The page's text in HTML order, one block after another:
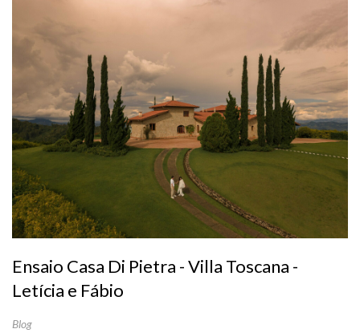
Ensaio Casa Di Pietra - Villa Toscana -
Letícia e Fábio
Blog